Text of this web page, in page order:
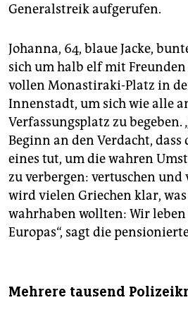
Generalstreik aufgerufen.
Johanna, 64, blaue Jacke,
sich um halb elf mit
vollen Monastiraki-Platz in
Innenstadt, um sich wie alle
Verfassungsplatz zu begeben.
Beginn an den Verdacht,
eines tut, um die wahren
zu verbergen: vertuschen und
wird vielen Griechen klar,
wahrhaben wollten: Wir
Europas“, sagt die
Mehrere tausend